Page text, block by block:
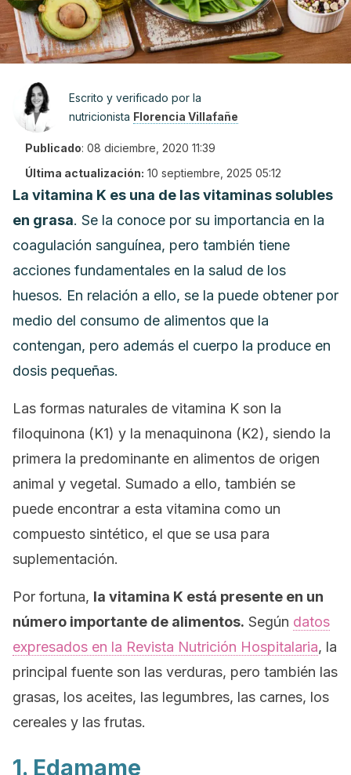
Escrito y verificado por la
nutricionista Florencia Villafañe
Publicado: 08 diciembre, 2020 11:39
Última actualización: 10 septiembre, 2025 05:12
La vitamina K es una de las vitaminas solubles
en grasa. Se la conoce por su importancia en la
coagulación sanguínea, pero también tiene
acciones fundamentales en la salud de los
huesos. En relación a ello, se la puede obtener por
medio del consumo de alimentos que la
contengan, pero además el cuerpo la produce en
dosis pequeñas.
Las formas naturales de vitamina K son la
filoquinona (K1) y la menaquinona (K2), siendo la
primera la predominante en alimentos de origen
animal y vegetal. Sumado a ello, también se
puede encontrar a esta vitamina como un
compuesto sintético, el que se usa para
suplementación.
Por fortuna, la vitamina K está presente en un
número importante de alimentos. Según datos
expresados en la Revista Nutrición Hospitalaria, la
principal fuente son las verduras, pero también las
grasas, los aceites, las legumbres, las carnes, los
cereales y las frutas.
1. Edamame